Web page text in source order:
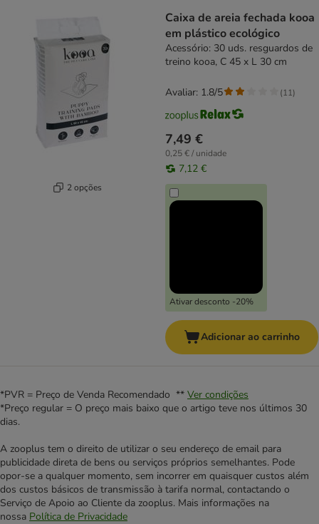
2 opções
Caixa de areia fechada kooa
em plástico ecológico
Acessório: 30 uds. resguardos de
treino kooa, C 45 x L 30 cm
7,49 €
0,25 € / unidade
7,12 €
Ativar desconto -20%
Avaliar: 1.8/5 (11)
Adicionar ao carrinho
*PVR = Preço de Venda Recomendado ** Ver condições
*Preço regular = O preço mais baixo que o artigo teve nos últimos 30
dias.
A zooplus tem o direito de utilizar o seu endereço de email para
publicidade direta de bens ou serviços próprios semelhantes. Pode
opor-se a qualquer momento, sem incorrer em quaisquer custos além
dos custos básicos de transmissão à tarifa normal, contactando o
Serviço de Apoio ao Cliente da zooplus. Mais informações na
nossa Política de Privacidade